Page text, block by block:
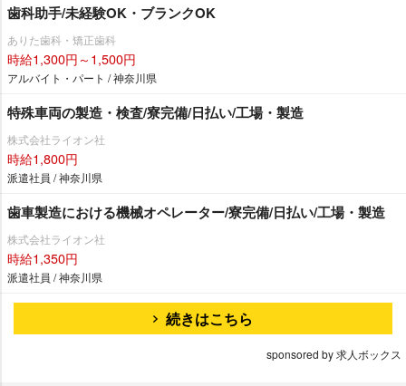
歯科助手/未経験OK・ブランクOK
ありた歯科・矯正歯科
時給1,300円～1,500円
アルバイト・パート / 神奈川県
特殊車両の製造・検査/寮完備/日払い/工場・製造
株式会社ライオン社
時給1,800円
派遣社員 / 神奈川県
歯車製造における機械オペレーター/寮完備/日払い/工場・製造
株式会社ライオン社
時給1,350円
派遣社員 / 神奈川県
続きはこちら
sponsored by 求人ボックス